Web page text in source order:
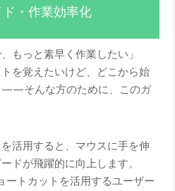
・作業効率化
もっと素早く作業したい」
を覚えたいけど、どこから始
——そんな方のために、このガ
活用すると、マウスに手を伸
ドが飛躍的に向上します。
トカットを活用するユーザー